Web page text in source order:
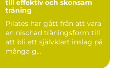
till effektiv och skonsam
träning
Pilates har gått från att vara
en nischad träningsform till
att bli ett självklart inslag på
många g...